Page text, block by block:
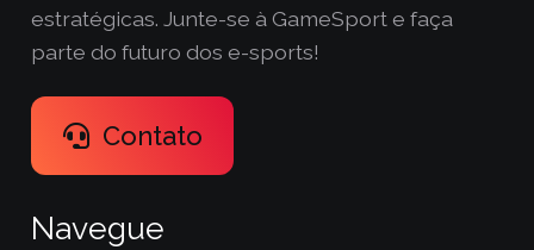
estratégicas. Junte-se à GameSport e faça
parte do futuro dos e-sports!
Contato
Navegue